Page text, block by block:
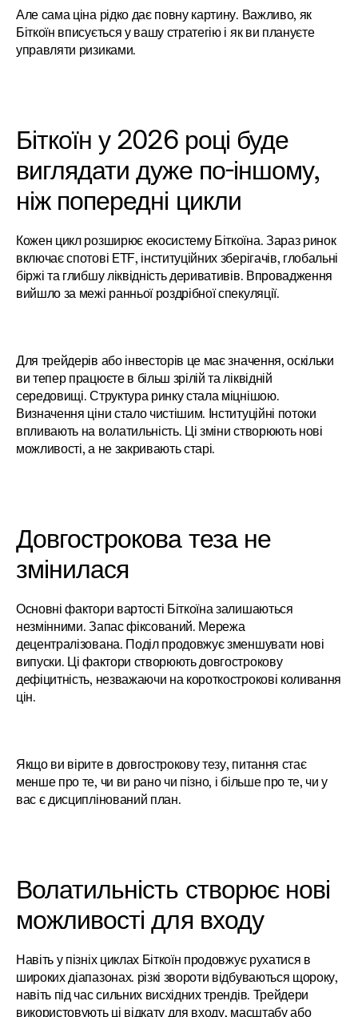
Але сама ціна рідко дає повну картину. Важливо, як
Біткоїн вписується у вашу стратегію і як ви плануєте
управляти ризиками.
Біткоїн у 2026 році буде
виглядати дуже по-іншому,
ніж попередні цикли
Кожен цикл розширює екосистему Біткоїна. Зараз ринок
включає спотові ETF, інституційних зберігачів, глобальні
біржі та глибшу ліквідність деривативів. Впровадження
вийшло за межі ранньої роздрібної спекуляції.
Для трейдерів або інвесторів це має значення, оскільки
ви тепер працюєте в більш зрілій та ліквідній
середовищі. Структура ринку стала міцнішою.
Визначення ціни стало чистішим. Інституційні потоки
впливають на волатильність. Ці зміни створюють нові
можливості, а не закривають старі.
Довгострокова теза не
змінилася
Основні фактори вартості Біткоїна залишаються
незмінними. Запас фіксований. Мережа
децентралізована. Поділ продовжує зменшувати нові
випуски. Ці фактори створюють довгострокову
дефіцитність, незважаючи на короткострокові коливання
цін.
Якщо ви вірите в довгострокову тезу, питання стає
менше про те, чи ви рано чи пізно, і більше про те, чи у
вас є дисциплінований план.
Волатильність створює нові
можливості для входу
Навіть у пізніх циклах Біткоїн продовжує рухатися в
широких діапазонах. різкі звороти відбуваються щороку,
навіть під час сильних висхідних трендів. Трейдери
використовують ці відкату для входу, масштабу або